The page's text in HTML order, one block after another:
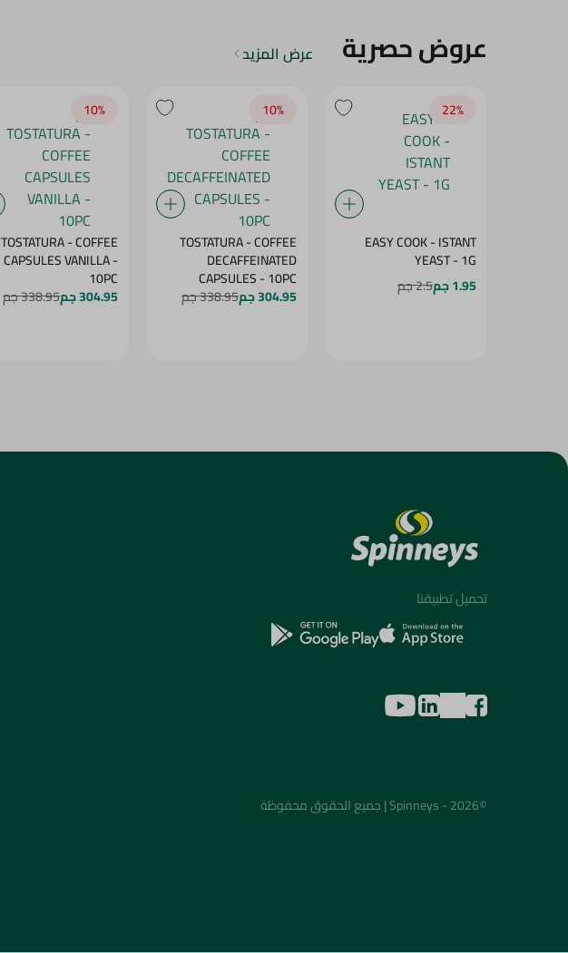
عروض حصرية عرض المزيد
22‎%‎
EASY COOK - ISTANT
YEAST - 1G
1.95 جم
2.5 جم
10‎%‎
TOSTATURA - COFFEE
DECAFFEINATED
CAPSULES - 10PC
304.95 جم 338.95 جم
10‎%‎
TOSTATURA - COFFEE
CAPSULES VANILLA -
10PC
304.95 جم 338.95 جم
تحميل تطبيقنا
©2026 - Spinneys | جميع الحقوق محفوظة